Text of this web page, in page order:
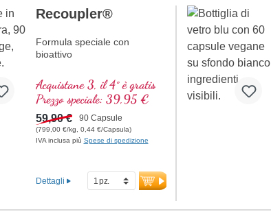
garantiscono la massima
qualità. Sviluppato da medici.
ulteriori informazioni su
Mitochondrium forte PRO
Recoupler®
Formula speciale con
bioattivo
Acido folico
Arginina
L icopene
Curcuma
Curcumina
Acido ascorbico
(Vitamina E)
B(Vitamina B12)
Acquistane 3, il 4° è gratis
Prezzo speciale: 39,95 €
59,90 € 90 Capsule
(799,00 €/kg, 0,44 €/Capsula)
IVA inclusa più Spese di spedizione
Dettagli